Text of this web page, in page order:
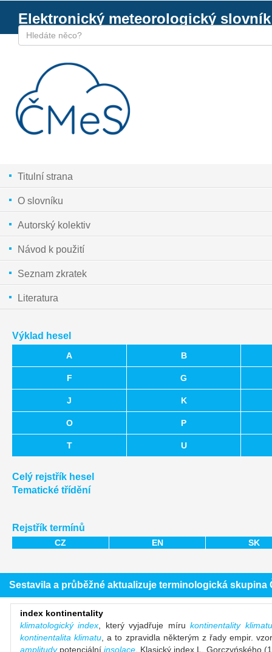
Elektronický meteorologický slovník
Titulní strana
O slovníku
Autorský kolektiv
Návod k použití
Seznam zkratek
Literatura
Výklad hesel
A B
F G
J K
O P
T U
Celý rejstřík hesel
Tematické třídění
Rejstřík termínů
CZ EN SK
Sestavila a průběžné aktualizuje terminologická
index kontinentality
klimatologický index , který vyjadřuje mírukontinentality klimatu
kontinentalita klimatu , a to zpravidla některým z řady empir.
amplitudypotenciální insolace . Klasický index L. Gorczyńského